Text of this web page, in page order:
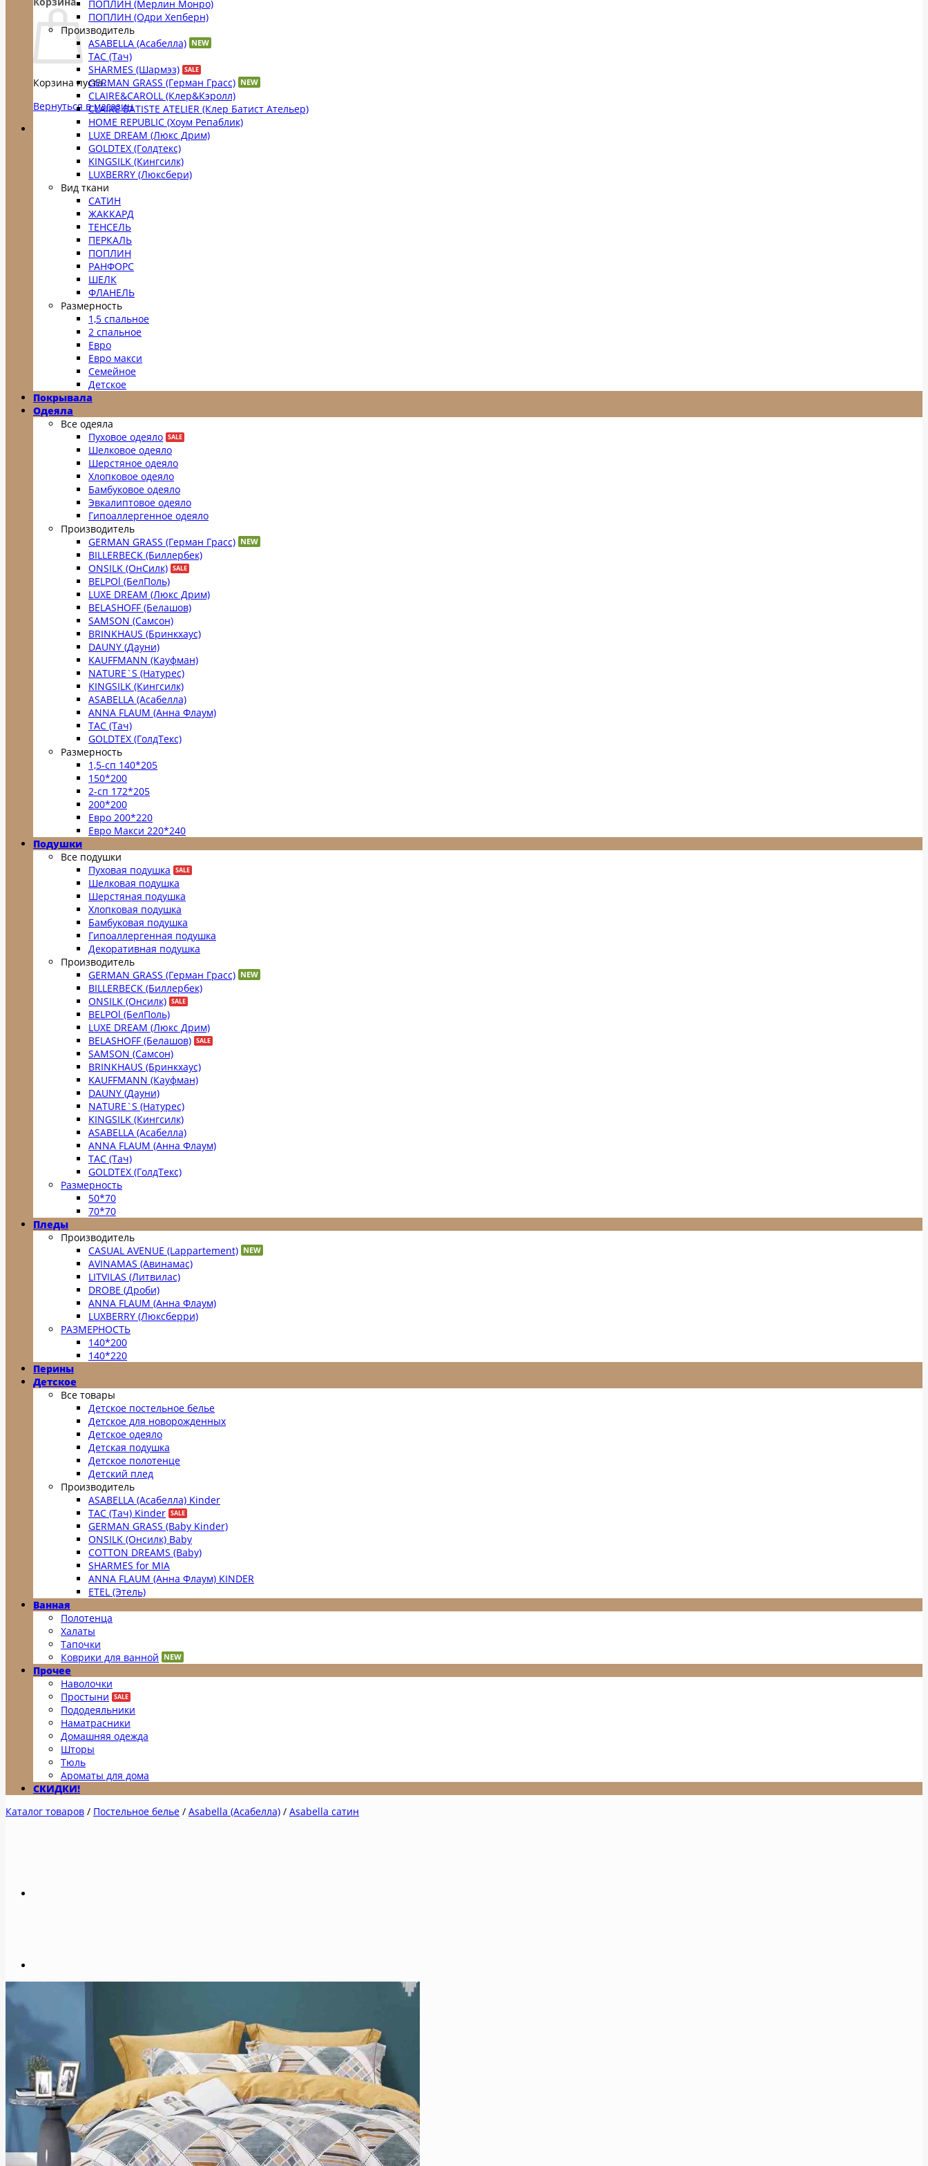
Корзина пуста.
Вернуться в магазин
ПОПЛИН (Мерлин Монро)
ПОПЛИН (Одри Хепберн)
Производитель
ASABELLA (Асабелла)
TAC (Тач)
SHARMES (Шармэз)
GERMAN GRASS (Герман Грасс)
CLAIRE&CAROLL (Клер&Кэролл)
CLAIRE BATISTE ATELIER (Клер Батист Ательер)
HOME REPUBLIC (Хоум Репаблик)
LUXE DREAM (Люкс Дрим)
GOLDTEX (Голдтекс)
KINGSILK (Кингсилк)
LUXBERRY (Люксбери)
Вид ткани
САТИН
ЖАККАРД
ТЕНСЕЛЬ
ПЕРКАЛЬ
ПОПЛИН
РАНФОРС
ШЕЛК
ФЛАНЕЛЬ
Размерность
1,5 спальное
2 спальное
Евро
Евро макси
Семейное
Детское
Покрывала
Одеяла
Все одеяла
Пуховое одеяло
Шелковое одеяло
Шерстяное одеяло
Хлопковое одеяло
Бамбуковое одеяло
Эвкалиптовое одеяло
Гипоаллергенное одеяло
Производитель
GERMAN GRASS (Герман Грасс)
BILLERBECK (Биллербек)
ONSILK (ОнСилк)
BELPOl (БелПоль)
LUXE DREAM (Люкс Дрим)
BELASHOFF (Белашов)
SAMSON (Самсон)
BRINKHAUS (Бринкхаус)
DAUNY (Дауни)
KAUFFMANN (Кауфман)
NATURE`S (Натурес)
KINGSILK (Кингсилк)
ASABELLA (Асабелла)
ANNA FLAUM (Анна Флаум)
TAC (Тач)
GOLDTEX (ГолдТекс)
Размерность
1,5-сп 140*205
150*200
2-сп 172*205
200*200
Евро 200*220
Евро Макси 220*240
Подушки
Все подушки
Пуховая подушка
Шелковая подушка
Шерстяная подушка
Хлопковая подушка
Бамбуковая подушка
Гипоаллергенная подушка
Декоративная подушка
Производитель
GERMAN GRASS (Герман Грасс)
BILLERBECK (Биллербек)
ONSILK (Онсилк)
BELPOl (БелПоль)
LUXE DREAM (Люкс Дрим)
BELASHOFF (Белашов)
SAMSON (Самсон)
BRINKHAUS (Бринкхаус)
KAUFFMANN (Кауфман)
DAUNY (Дауни)
NATURE`S (Натурес)
KINGSILK (Кингсилк)
ASABELLA (Асабелла)
ANNA FLAUM (Анна Флаум)
TAC (Тач)
GOLDTEX (ГолдТекс)
Размерность
50*70
70*70
Пледы
Производитель
CASUAL AVENUE (Lappartement)
AVINAMAS (Авинамас)
LITVILAS (Литвилас)
DROBE (Дроби)
ANNA FLAUM (Анна Флаум)
LUXBERRY (Люксберри)
РАЗМЕРНОСТЬ
140*200
140*220
Перины
Детское
Все товары
Детское постельное белье
Детское для новорожденных
Детское одеяло
Детская подушка
Детское полотенце
Детский плед
Производитель
ASABELLA (Асабелла) Kinder
TAC (Тач) Kinder
GERMAN GRASS (Baby Kinder)
ONSILK (Онсилк) Baby
COTTON DREAMS (Baby)
SHARMES for MIA
ANNA FLAUM (Анна Флаум) KINDER
ETEL (Этель)
Ванная
Полотенца
Халаты
Тапочки
Коврики для ванной
Прочее
Наволочки
Простыни
Пододеяльники
Наматрасники
Домашняя одежда
Шторы
Тюль
Ароматы для дома
СКИДКИ!
Каталог товаров / Постельное белье / Asabella (Асабелла) / Asabella сатин